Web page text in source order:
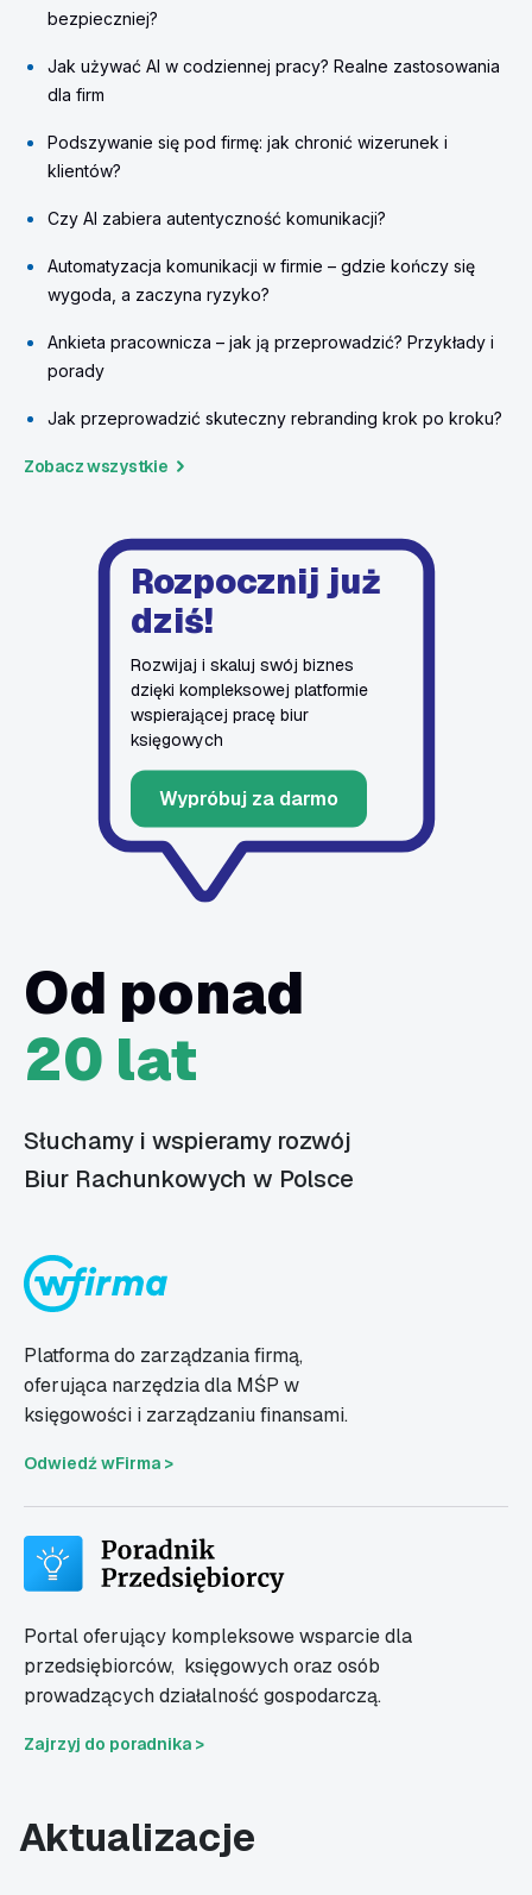
bezpieczniej?
Jak używać AI w codziennej pracy? Realne zastosowania
dla firm
Podszywanie się pod firmę: jak chronić wizerunek i
klientów?
Czy AI zabiera autentyczność komunikacji?
Automatyzacja komunikacji w firmie – gdzie kończy się
wygoda, a zaczyna ryzyko?
Ankieta pracownicza – jak ją przeprowadzić? Przykłady i
porady
Jak przeprowadzić skuteczny rebranding krok po kroku?
Zobacz wszystkie
Rozpocznij już
dziś!
Rozwijaj i skaluj swój biznes
dzięki kompleksowej platformie
wspierającej pracę biur
księgowych
Wypróbuj za darmo
Od ponad
20 lat
Słuchamy i wspieramy rozwój
Biur Rachunkowych w Polsce
Platforma do zarządzania firmą,
oferująca narzędzia dla MŚP w
księgowości i zarządzaniu finansami.
Odwiedź wFirma >
Portal oferujący kompleksowe wsparcie dla
przedsiębiorców, księgowych oraz osób
prowadzących działalność gospodarczą.
Zajrzyj do poradnika >
Aktualizacje